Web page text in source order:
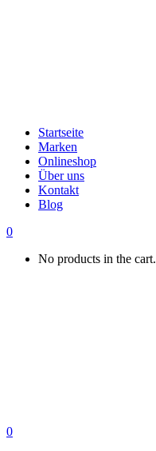
Startseite
Marken
Onlineshop
Über uns
Kontakt
Blog
0
No products in the cart.
0